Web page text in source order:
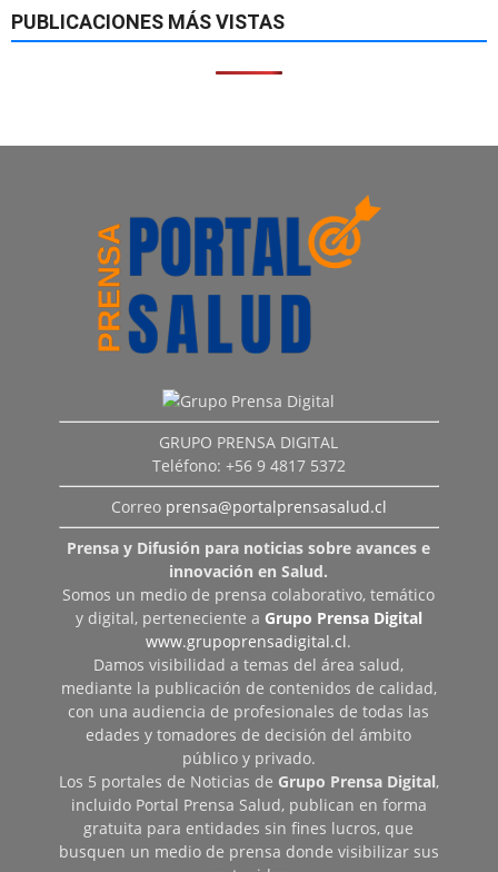
PUBLICACIONES MÁS VISTAS
GRUPO PRENSA DIGITAL
Teléfono: +56 9 4817 5372
Correo prensa@portalprensasalud.cl
Prensa y Difusión para noticias sobre avances e
innovación en Salud.
Somos un medio de prensa colaborativo, temático
y digital, perteneciente a Grupo Prensa Digital
www.grupoprensadigital.cl.
Damos visibilidad a temas del área salud,
mediante la publicación de contenidos de calidad,
con una audiencia de profesionales de todas las
edades y tomadores de decisión del ámbito
público y privado.
Los 5 portales de Noticias de Grupo Prensa Digital,
incluido Portal Prensa Salud, publican en forma
gratuita para entidades sin fines lucros, que
busquen un medio de prensa donde visibilizar sus